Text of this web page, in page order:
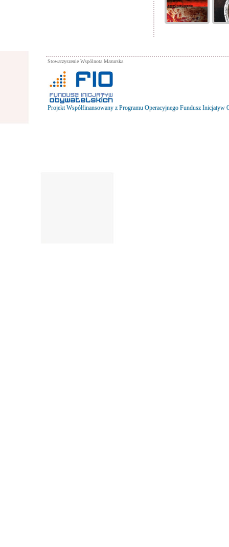
Stowarzyszenie Wspólnota Mazurska
Projekt Współfinansowany z Programu Operacyjnego Fundusz Inicjatyw